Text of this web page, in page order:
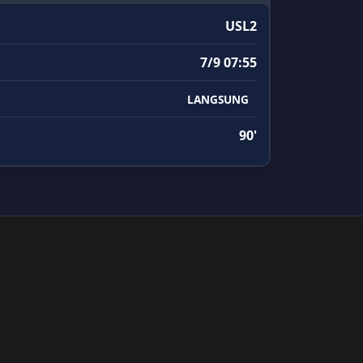
USL2
7/9 07:55
LANGSUNG
90'